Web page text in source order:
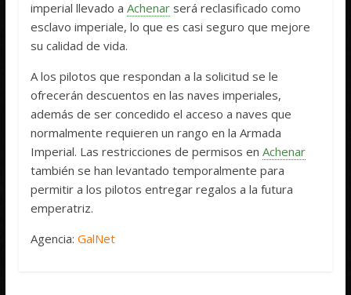
imperial llevado aAchenar será reclasificado como
esclavo imperiale, lo que es casi seguro que mejore
su calidad de vida.
A los pilotos que respondan a la solicitud se le
ofrecerán descuentos en las naves imperiales,
además de ser concedido el acceso a naves que
normalmente requieren un rango en la Armada
Imperial. Las restricciones de permisos enAchenar
también se han levantado temporalmente para
permitir a los pilotos entregar regalos a la futura
emperatriz.
Agencia:GalNet